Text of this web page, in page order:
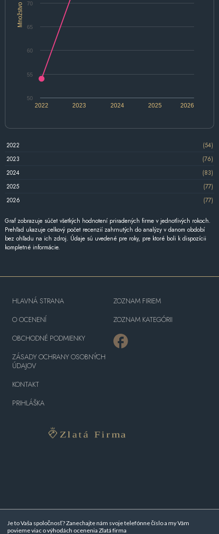
Množstvo
2022 2024 2026
2023 2025
50
55
60
65
70
2022
(54)
2023
(76)
2024
(83)
2025
(77)
2026
(77)
Graf zobrazuje súčet všetkých hodnotení priradených firme v jednotlivých rokoch.
Prehľad ukazuje celkový počet recenzií zahrnutých do analýzy v danom období
bez ohľadu na ich zdroj. Údaje sú uvedené pre roky, pre ktoré boli k dispozícii
kompletné informácie.
Je to Vaša spoločnosť? Zanechajte nám svoje telefónne číslo a my Vám
povieme viac ovýhodách ocenenia Zlatá firma
HLAVNÁ STRANA
O OCENENÍ
OBCHODNÉ PODMIENKY
ZÁSADY OCHRANY OSOBNÝCH
ÚDAJOV
KONTAKT
PRIHLÁŠKA
ZOZNAM FIRIEM
ZOZNAM KATEGÓRII